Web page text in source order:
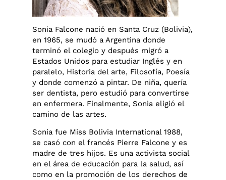
Sonia Falcone nació en Santa Cruz (Bolivia),
en 1965, se mudó a Argentina donde
terminó el colegio y después migró a
Estados Unidos para estudiar Inglés y en
paralelo, Historia del arte, Filosofía, Poesía
y donde comenzó a pintar. De niña, quería
ser dentista, pero estudió para convertirse
en enfermera. Finalmente, Sonia eligió el
camino de las artes.
Sonia fue Miss Bolivia International 1988,
se casó con el francés Pierre Falcone y es
madre de tres hijos. Es una activista social
en el área de educación para la salud, así
como en la promoción de los derechos de